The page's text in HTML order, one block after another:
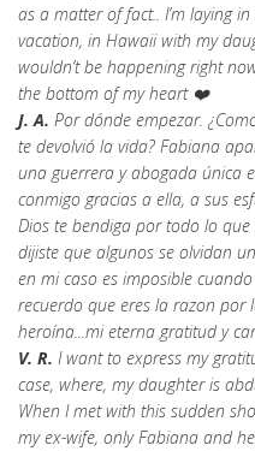
as a matter of fact.. I’m laying
vacation, in Hawaii with my
wouldn’t be happening right
the bottom of my heart ❤️
J. A. Por dónde empezar.
te devolvió la vida? Fabiana
una guerrera y abogada única
conmigo gracias a ella, a sus
Dios te bendiga por todo lo
dijiste que algunos se olvidan
en mi caso es imposible
recuerdo que eres la razon por
heroína...mi eterna gratitud y
V. R. I want to express my
case, where, my daughter is
When I met with this sudden
my ex-wife, only Fabiana and